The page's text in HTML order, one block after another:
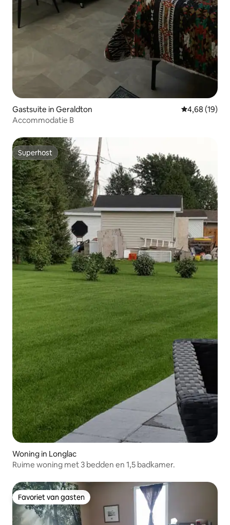
Gastsuite in Geraldton Gemiddelde
4,68 (19)
Accommodatie B
Superhost
Superhost
Woning in Longlac
Ruime woning met 3 bedden en 1,5 badkamer.
Favoriet van gasten
Favoriet van gasten